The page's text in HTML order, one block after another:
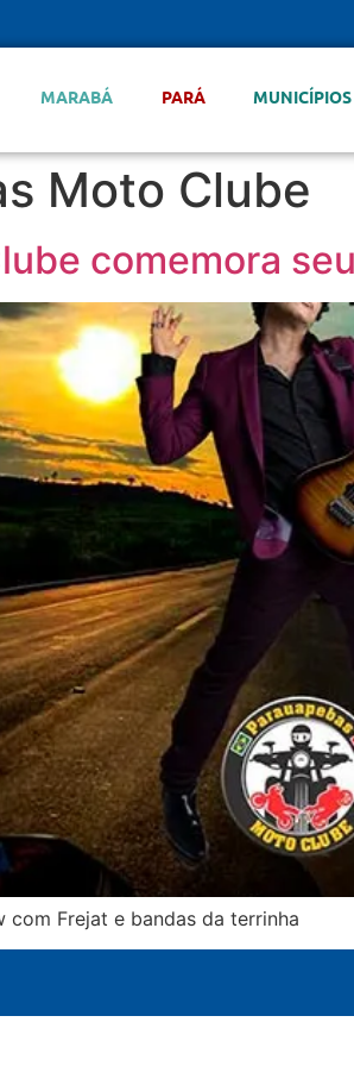
MARABÁ PARÁ MUNICÍPIOS
Moto Clube
comemora
com Frejat e bandas da terrinha